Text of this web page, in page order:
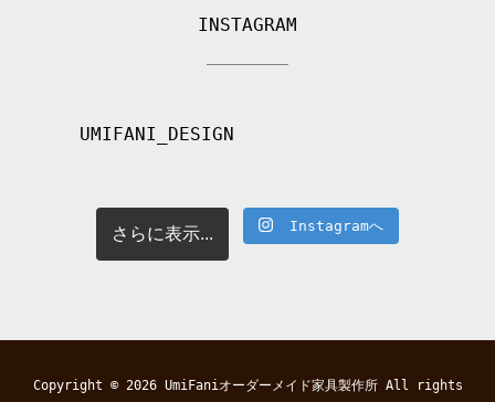
INSTAGRAM
UMIFANI_DESIGN
さらに表示... Instagramへ
Copyright © 2026 UmiFaniオーダーメイド家具製作所All rights